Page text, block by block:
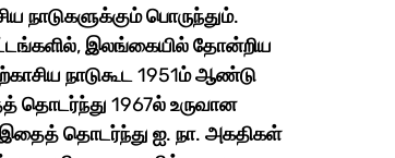
நாடுகளுக்கும் பொருந்தும்.
நாடுகூட 1951ம் ஆண்டு
தொடர்ந்து 1967ல் உருவான
தொடர்ந்து ஐ. நா. அகதிகள்